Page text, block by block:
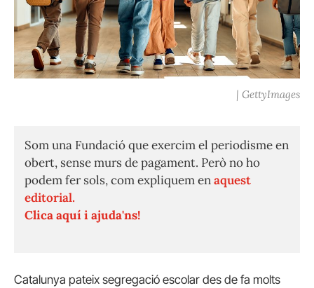
| GettyImages
Som una Fundació que exercim el periodisme en
obert, sense murs de pagament. Però no ho
podem fer sols, com expliquem enaquest
editorial.
Clica aquí i ajuda'ns!
Catalunya pateix segregació escolar des de fa molts